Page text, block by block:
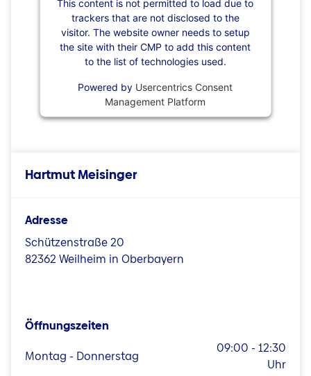
This content is not permitted to load due to
trackers that are not disclosed to the
visitor. The website owner needs to setup
the site with their CMP to add this content
to the list of technologies used.
Powered by Usercentrics Consent
Management Platform
Hartmut Meisinger
Adresse
Schützenstraße 20
82362 Weilheim in Oberbayern
Öffnungszeiten
Montag - Donnerstag
09:00 - 12:30
Uhr